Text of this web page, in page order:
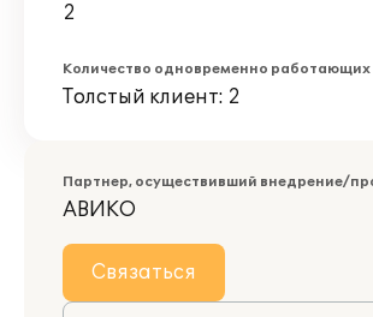
2
Количество одновременно работающих
Толстый клиент: 2
Партнер, осуществивший внедрение/
АВИКО
Связаться